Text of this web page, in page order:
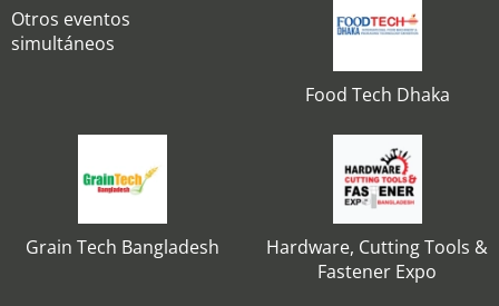
Otros eventos
simultáneos
Food Tech Dhaka
Grain Tech Bangladesh
Hardware, Cutting Tools &
Fastener Expo